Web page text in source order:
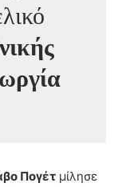
Πογέτ μίλησε